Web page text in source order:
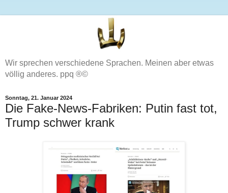
Wir sprechen verschiedene Sprachen. Meinen aber etwas
völlig anderes. ppq ®©
Sonntag, 21. Januar 2024
Die Fake-News-Fabriken: Putin fast tot,
Trump schwer krank